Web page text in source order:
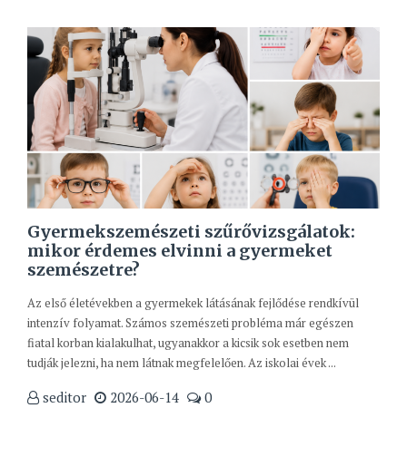
Gyermekszemészeti szűrővizsgálatok:
mikor érdemes elvinni a gyermeket
szemészetre?
Az első életévekben a gyermekek látásának fejlődése rendkívül
intenzív folyamat. Számos szemészeti probléma már egészen
fiatal korban kialakulhat, ugyanakkor a kicsik sok esetben nem
tudják jelezni, ha nem látnak megfelelően. Az iskolai évek ...
seditor 2026-06-14 0